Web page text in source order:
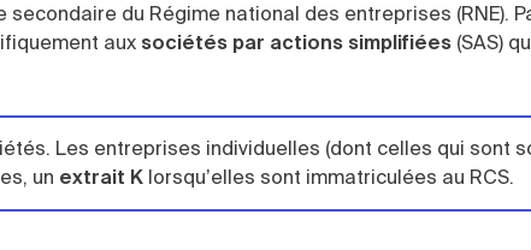
du Régime national des entreprises (RNE).
aux sociétés par actions simplifiées (SAS)
Les entreprises individuelles (dont celles qui sont
un extrait K lorsqu’elles sont immatriculées au RCS.